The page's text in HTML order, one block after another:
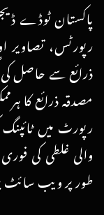
پاکستان ٹوڈے
رپورٹس، تصاویر
ذرائع سے حاصل
مصدقہ ذرائع کا
رپورٹ میں
والی غلطی کی
طور پر ویب سائٹ